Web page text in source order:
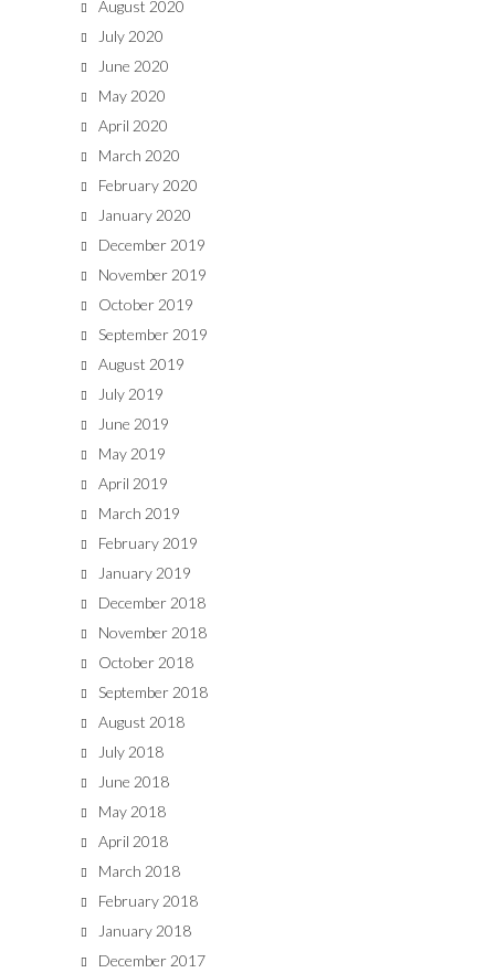
August 2020
July 2020
June 2020
May 2020
April 2020
March 2020
February 2020
January 2020
December 2019
November 2019
October 2019
September 2019
August 2019
July 2019
June 2019
May 2019
April 2019
March 2019
February 2019
January 2019
December 2018
November 2018
October 2018
September 2018
August 2018
July 2018
June 2018
May 2018
April 2018
March 2018
February 2018
January 2018
December 2017